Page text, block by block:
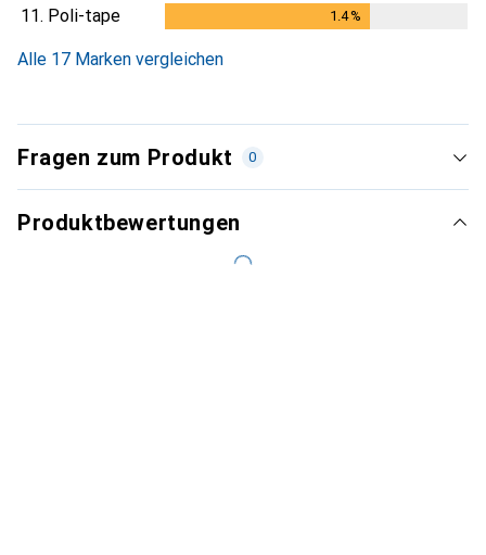
11. Poli-tape 1.4%
Alle 17 Marken vergleichen
Fragen zum Produkt 0
Produktbewertungen